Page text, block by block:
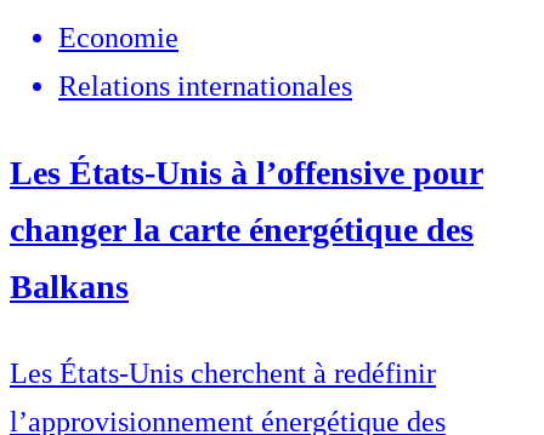
Economie
Relations internationales
Les États-Unis à l’offensive pour
changer la carte énergétique des
Balkans
Les États-Unis cherchent à redéfinir
l’approvisionnement énergétique des